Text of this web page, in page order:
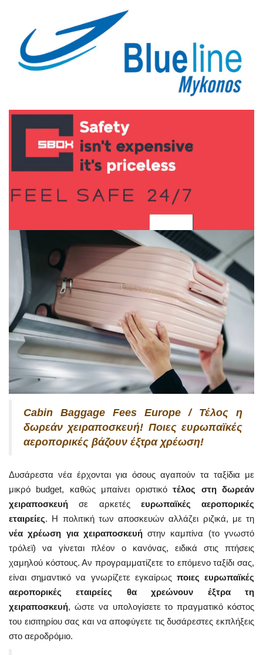
Cabin Baggage Fees Europe / Τέλος η
δωρεάν χειραποσκευή! Ποιες ευρωπαϊκές
αεροπορικές βάζουν έξτρα χρέωση!
Δυσάρεστα νέα έρχονται για όσους αγαπούν τα ταξίδια με
μικρό budget, καθώς μπαίνει οριστικότέλος στη δωρεάν
χειραποσκευή σε αρκετές ευρωπαϊκές αεροπορικές
εταιρείες. Η πολιτική των αποσκευών αλλάζει ριζικά, με τη
νέα χρέωση για χειραποσκευήστην καμπίνα (το γνωστό
τρόλεϊ) να γίνεται πλέον ο κανόνας, ειδικά στις πτήσεις
χαμηλού κόστους. Αν προγραμματίζετε το επόμενο ταξίδι σας,
είναι σημαντικό να γνωρίζετε εγκαίρως ποιες ευρωπαϊκές
αεροπορικές εταιρείες θα χρεώνουν έξτρα τη
χειραποσκευή, ώστε να υπολογίσετε το πραγματικό κόστος
του εισιτηρίου σας και να αποφύγετε τις δυσάρεστες εκπλήξεις
στο αεροδρόμιο.